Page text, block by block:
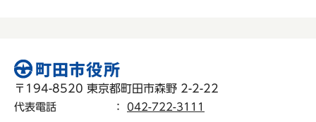
〒194-8520 東京都町田市森野 2-2-22
代表電話 ： 042-722-3111